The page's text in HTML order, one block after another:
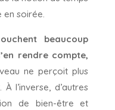
en soirée.
beaucoup
rendre compte,
ne perçoit plus
l’inverse, d’autres
de bien-être et